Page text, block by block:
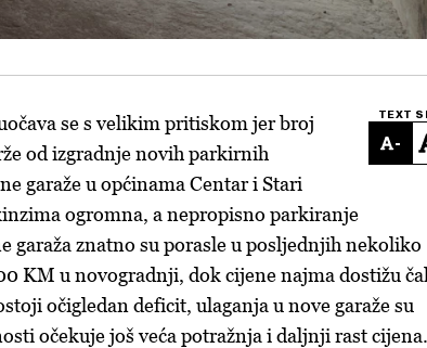
TEXT
-
se s velikim pritiskom jer broj
od izgradnje novih parkirnih
garaže u općinama Centar i Stari
ogromna, a nepropisno parkiranje
garaža znatno su porasle u posljednjih nekoliko
KM u novogradnji, dok cijene najma dostižu
očigledan deficit, ulaganja u nove garaže su
očekuje još veća potražnja i daljnji rast cijena.